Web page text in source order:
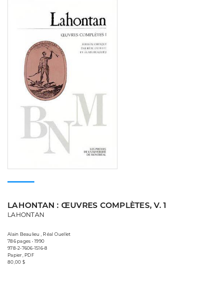
LAHONTAN : ŒUVRES COMPLÈTES, V. 1
LAHONTAN
Alain Beaulieu , Réal Ouellet
786 pages • 1990
978-2-7606-1516-8
Papier, PDF
80,00 $